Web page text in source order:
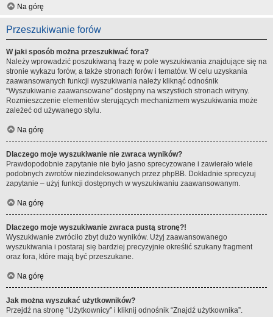
Na górę
Przeszukiwanie forów
W jaki sposób można przeszukiwać fora?
Należy wprowadzić poszukiwaną frazę w pole wyszukiwania znajdujące się na
stronie wykazu forów, a także stronach forów i tematów. W celu uzyskania
zaawansowanych funkcji wyszukiwania należy kliknąć odnośnik
“Wyszukiwanie zaawansowane” dostępny na wszystkich stronach witryny.
Rozmieszczenie elementów sterujących mechanizmem wyszukiwania może
zależeć od używanego stylu.
Na górę
Dlaczego moje wyszukiwanie nie zwraca wyników?
Prawdopodobnie zapytanie nie było jasno sprecyzowane i zawierało wiele
podobnych zwrotów niezindeksowanych przez phpBB. Dokładnie sprecyzuj
zapytanie – użyj funkcji dostępnych w wyszukiwaniu zaawansowanym.
Na górę
Dlaczego moje wyszukiwanie zwraca pustą stronę?!
Wyszukiwanie zwróciło zbyt dużo wyników. Użyj zaawansowanego
wyszukiwania i postaraj się bardziej precyzyjnie określić szukany fragment
oraz fora, które mają być przeszukane.
Na górę
Jak można wyszukać użytkowników?
Przejdź na stronę “Użytkownicy” i kliknij odnośnik “Znajdź użytkownika”.